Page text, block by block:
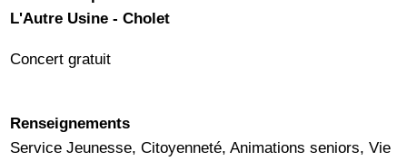
L'Autre Usine - Cholet
Concert gratuit
Renseignements
Service Jeunesse, Citoyenneté, Animations seniors, Vie